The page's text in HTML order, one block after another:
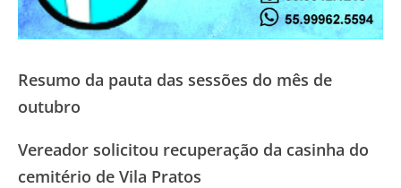
Resumo da pauta das sessões do mês de
outubro
Vereador solicitou recuperação da casinha do
cemitério de Vila Pratos